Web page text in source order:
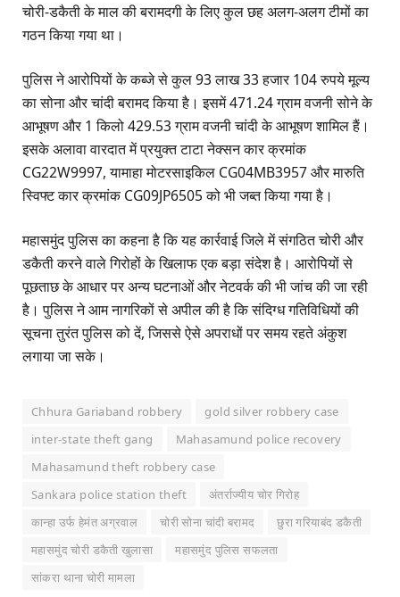
चोरी-डकैती के माल की बरामदगी के लिए कुल छह अलग-अलग टीमों का
गठन किया गया था।
पुलिस ने आरोपियों के कब्जे से कुल 93 लाख 33 हजार 104 रुपये मूल्य
का सोना और चांदी बरामद किया है। इसमें 471.24 ग्राम वजनी सोने के
आभूषण और 1 किलो 429.53 ग्राम वजनी चांदी के आभूषण शामिल हैं।
इसके अलावा वारदात में प्रयुक्त टाटा नेक्सन कार क्रमांक
CG22W9997, यामाहा मोटरसाइकिल CG04MB3957 और मारुति
स्विफ्ट कार क्रमांक CG09JP6505 को भी जब्त किया गया है।
महासमुंद पुलिस का कहना है कि यह कार्रवाई जिले में संगठित चोरी और
डकैती करने वाले गिरोहों के खिलाफ एक बड़ा संदेश है। आरोपियों से
पूछताछ के आधार पर अन्य घटनाओं और नेटवर्क की भी जांच की जा रही
है। पुलिस ने आम नागरिकों से अपील की है कि संदिग्ध गतिविधियों की
सूचना तुरंत पुलिस को दें, जिससे ऐसे अपराधों पर समय रहते अंकुश
लगाया जा सके।
Chhura Gariaband robbery
gold silver robbery case
inter-state theft gang
Mahasamund police recovery
Mahasamund theft robbery case
Sankara police station theft
अंतर्राज्यीय चोर गिरोह
कान्हा उर्फ हेमंत अग्रवाल
चोरी सोना चांदी बरामद
छुरा गरियाबंद डकैती
महासमुंद चोरी डकैती खुलासा
महासमुंद पुलिस सफलता
सांकरा थाना चोरी मामला